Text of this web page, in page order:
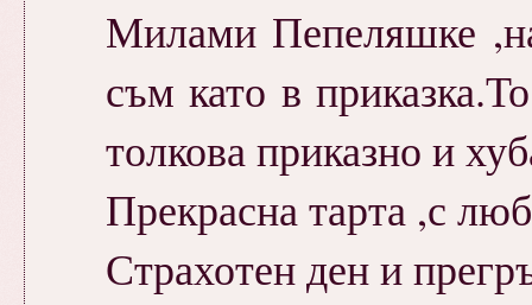
Милами Пепеляшке
съм като в
толкова приказно и
Прекрасна тарта ,с
Страхотен ден и